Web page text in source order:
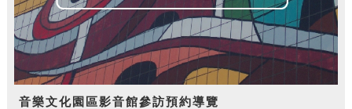
音樂文化園區影音館參訪預約導覽